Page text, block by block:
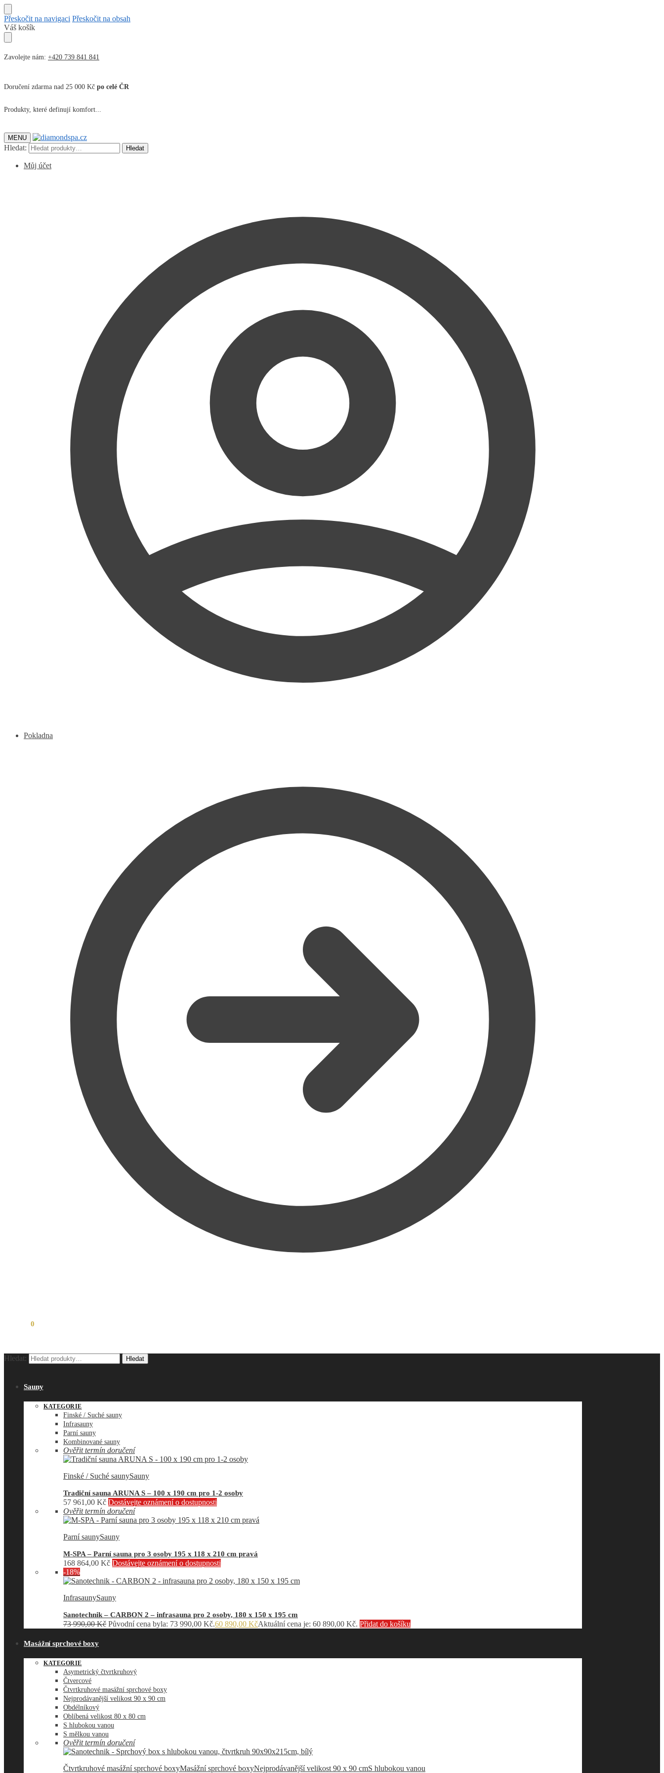
Přeskočit na navigaci Přeskočit na obsah
Váš košík
Zavolejte nám: +420 739 841 841
Doručení zdarma nad 25 000 Kč po celé ČR
Produkty, které definují komfort...
MENU
Hledat: Hledat
Můj účet
Pokladna
0
Hledat: Hledat
Sauny
KATEGORIE
Finské / Suché sauny
Infrasauny
Parní sauny
Kombinované sauny
Ověřit termín doručení
Finské / Suché saunySauny
Tradiční sauna ARUNA S – 100 x 190 cm pro 1-2 osoby
57 961,00 Kč Dostávejte oznámení o dostupnosti
Ověřit termín doručení
Parní saunySauny
M-SPA – Parní sauna pro 3 osoby 195 x 118 x 210 cm pravá
168 864,00 Kč Dostávejte oznámení o dostupnosti
-18%
InfrasaunySauny
Sanotechnik – CARBON 2 – infrasauna pro 2 osoby, 180 x 150 x 195 cm
73 990,00Kč Původní cena byla: 73 990,00 Kč.60 890,00 KčAktuální cena je: 60 890,00 Kč. Přidat do košíku
Masážní sprchové boxy
KATEGORIE
Asymetrický čtvrtkruhový
Čtvercové
Čtvrtkruhové masážní sprchové boxy
Nejprodávanější velikost 90 x 90 cm
Obdélníkový
Oblíbená velikost 80 x 80 cm
S hlubokou vanou
S mělkou vanou
Ověřit termín doručení
Čtvrtkruhové masážní sprchové boxyMasážní sprchové boxyNejprodávanější velikost 90 x 90 cmS hlubokou vanou